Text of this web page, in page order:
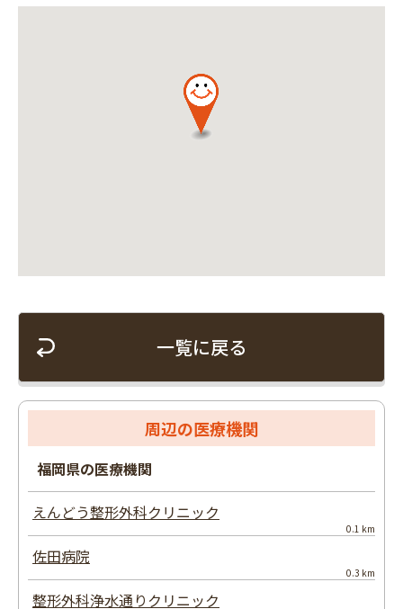
一覧に戻る
周辺の医療機関
福岡県の医療機関
えんどう整形外科クリニック
0.1 km
佐田病院
0.3 km
整形外科浄水通りクリニック